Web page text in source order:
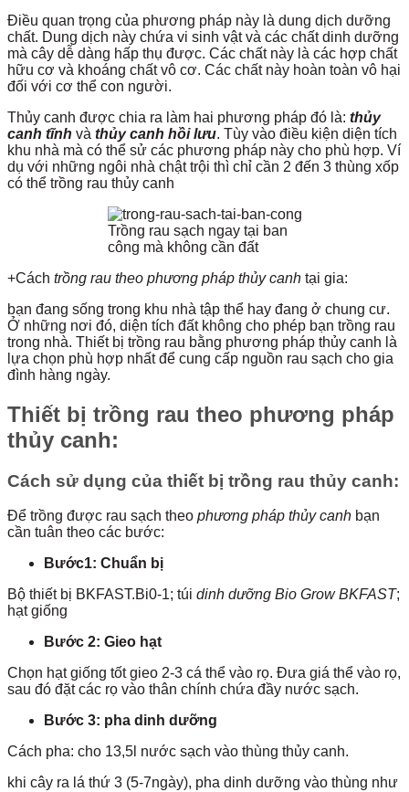
Điều quan trọng của phương pháp này là dung dịch dưỡng
chất. Dung dịch này chứa vi sinh vật và các chất dinh dưỡng
mà cây dễ dàng hấp thụ được. Các chất này là các hợp chất
hữu cơ và khoáng chất vô cơ. Các chất này hoàn toàn vô hại
đối với cơ thể con người.
Thủy canh được chia ra làm hai phương pháp đó là: thủy
canh tĩnh và thủy canh hồi lưu. Tùy vào điều kiện diện tích
khu nhà mà có thể sử các phương pháp này cho phù hợp. Ví
dụ với những ngôi nhà chật trội thì chỉ cần 2 đến 3 thùng xốp
có thể trồng rau thủy canh
Trồng rau sạch ngay tại ban
công mà không cần đất
+Cách trồng rau theo phương pháp thủy canh tại gia:
bạn đang sống trong khu nhà tập thể hay đang ở chung cư.
Ở những nơi đó, diện tích đất không cho phép bạn trồng rau
trong nhà. Thiết bị trồng rau bằng phương pháp thủy canh là
lựa chọn phù hợp nhất để cung cấp nguồn rau sạch cho gia
đình hàng ngày.
Thiết bị trồng rau theo phương pháp
thủy canh:
Cách sử dụng của thiết bị trồng rau thủy canh:
Để trồng được rau sạch theo phương pháp thủy canh bạn
cần tuân theo các bước:
Bước1: Chuẩn bị
Bộ thiết bị BKFAST.Bi0-1; túi dinh dưỡng Bio Grow BKFAST;
hạt giống
Bước 2: Gieo hạt
Chọn hạt giống tốt gieo 2-3 cá thể vào rọ. Đưa giá thể vào rọ,
sau đó đặt các rọ vào thân chính chứa đầy nước sạch.
Bước 3: pha dinh dưỡng
Cách pha: cho 13,5l nước sạch vào thùng thủy canh.
khi cây ra lá thứ 3 (5-7ngày), pha dinh dưỡng vào thùng như